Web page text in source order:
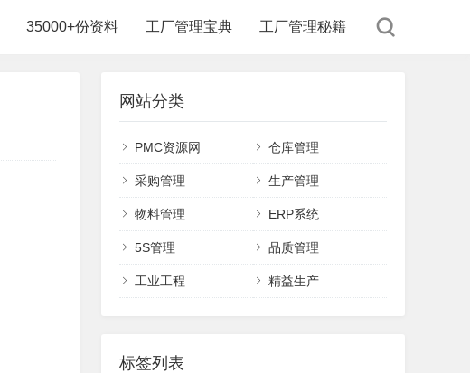
35000+份资料 工厂管理宝典 工厂管理秘籍
网站分类
PMC资源网 仓库管理
采购管理 生产管理
物料管理 ERP系统
5S管理 品质管理
工业工程 精益生产
标签列表